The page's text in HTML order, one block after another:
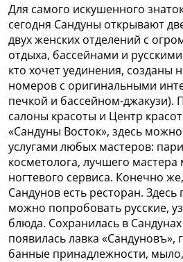
Для самого искушенного
сегодня Сандуны открывают
двух женских отделений с
отдыха, бассейнами и
кто хочет уединения, созданы
номеров с оригинальными
печкой и бассейном-джакузи).
салоны красоты и Центр
«Сандуны Восток», здесь
услугами любых мастеров:
косметолога, лучшего мастера
ногтевого сервиса. Конечно
Сандунов есть ресторан.
можно попробовать русские,
блюда. Сохранилась в
появилась лавка «Сандуновъ»,
банные принадлежности,